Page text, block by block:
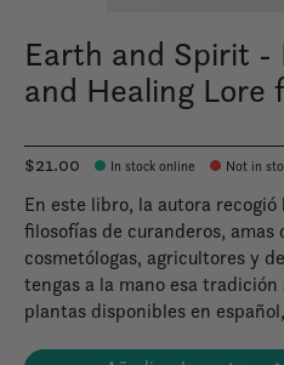
Earth and Spirit -
and Healing Lore
$21.00 In stock online Not in
En este libro, la autora
filosofías de curanderos, amas
cosmetólogas, agricultores y
tengas a la mano esa
plantas disponibles en